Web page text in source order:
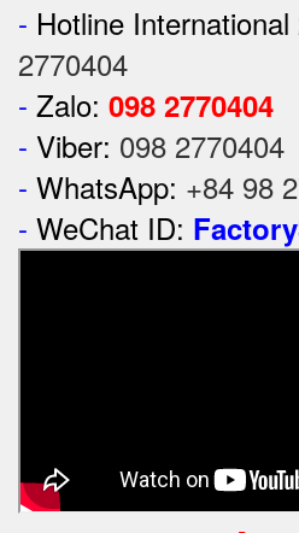
- Hotline
2770404
- Zalo: 098 2770404
- Viber: 098 2770404
- WhatsApp: +84 98
- WeChat ID: